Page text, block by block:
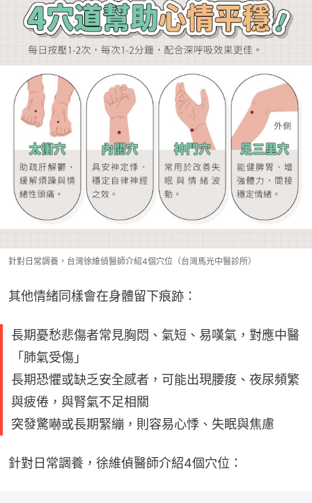
針對日常調養，台灣徐維偵醫師介紹4個穴位（台灣馬光中醫診所）
其他情緒同樣會在身體留下痕跡：
長期憂愁悲傷者常見胸悶、氣短、易嘆氣，對應中醫
「肺氣受傷」
長期恐懼或缺乏安全感者，可能出現腰痠、夜尿頻繁
與疲倦，與腎氣不足相關
突發驚嚇或長期緊繃，則容易心悸、失眠與焦慮
針對日常調養，徐維偵醫師介紹4個穴位：